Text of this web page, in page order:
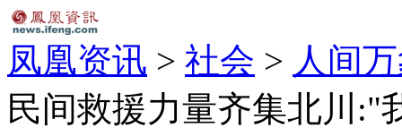
凤凰资讯 > 社会 > 人间
民间救援力量齐集北川:"